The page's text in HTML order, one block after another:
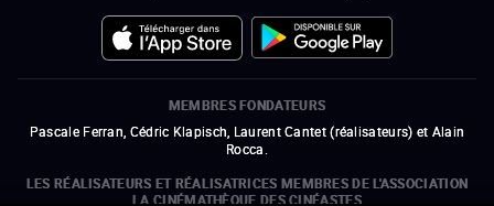
MEMBRES FONDATEURS
Pascale Ferran, Cédric Klapisch, Laurent Cantet (réalisateurs) et Alain
Rocca.
LES RÉALISATEURS ET RÉALISATRICES MEMBRES DE L'ASSOCIATION
LA CINÉMATHÈQUE DES CINÉASTES